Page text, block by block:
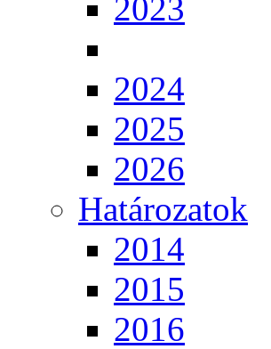
2023
2024
2025
2026
Határozatok
2014
2015
2016